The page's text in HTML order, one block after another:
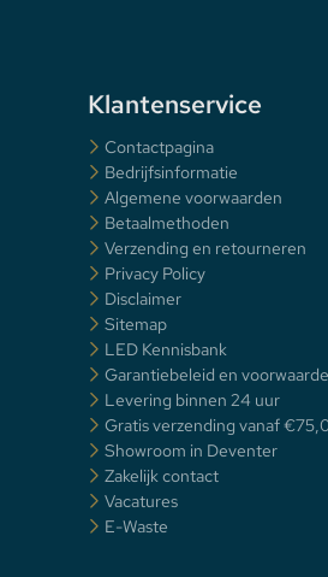
Klantenservice
Contactpagina
Bedrijfsinformatie
Algemene voorwaarden
Betaalmethoden
Verzending en retourneren
Privacy Policy
Disclaimer
Sitemap
LED Kennisbank
Garantiebeleid en
Levering binnen 24 uur
Gratis verzending vanaf
Showroom in Deventer
Zakelijk contact
Vacatures
E-Waste